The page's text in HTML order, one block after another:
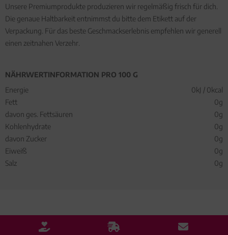
Unsere Premiumprodukte produzieren wir regelmäßig frisch für dich.
Die genaue Haltbarkeit entnimmst du bitte dem Etikett auf der
Verpackung. Für das beste Geschmackserlebnis empfehlen wir generell
einen zeitnahen Verzehr.
NÄHRWERTINFORMATION PRO 100 G
Energie
0kJ / 0kcal
Fett
0g
davon ges. Fettsäuren
0g
Kohlenhydrate
0g
davon Zucker
0g
Eiweiß
0g
Salz
0g